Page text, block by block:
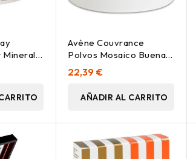
Mineral
Avène Couvrance
Polvos Mosaico Buena
Cara, 10 G
22,39 €
AÑADIR AL CARRITO